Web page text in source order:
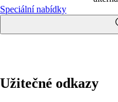
Speciální nabídky
Užitečné odkazy